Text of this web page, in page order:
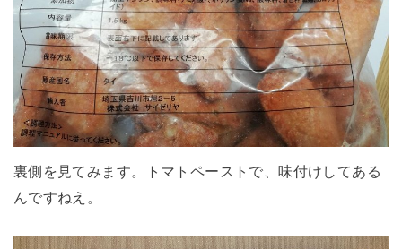
裏側を見てみます。トマトペーストで、味付けしてある
んですねえ。